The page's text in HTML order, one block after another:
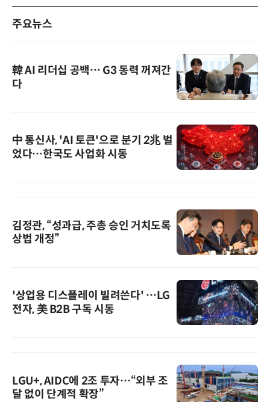
주요뉴스
韓 AI 리더십 공백… G3 동력 꺼져간
다
中 통신사, 'AI 토큰'으로 분기 2兆 벌
었다…한국도 사업화 시동
김정관, “성과급, 주총 승인 거치도록
상법 개정”
'상업용 디스플레이 빌려쓴다' …LG
전자, 美 B2B 구독 시동
LGU+, AIDC에 2조 투자…“외부 조
달 없이 단계적 확장”